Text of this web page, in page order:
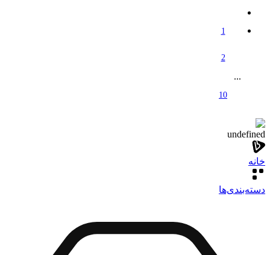
1
2
...
10
undefined
خانه
دسته‌بندی‌‌ها